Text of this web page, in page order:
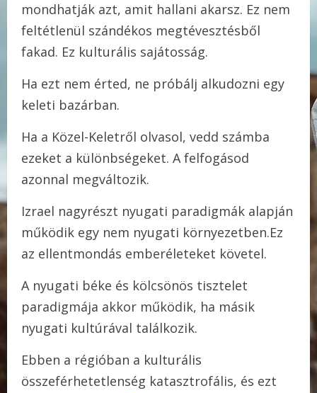
mondhatják azt, amit hallani akarsz. Ez nem
feltétlenül szándékos megtévesztésből
fakad. Ez kulturális sajátosság.
Ha ezt nem érted, ne próbálj alkudozni egy
keleti bazárban.
Ha a Közel-Keletről olvasol, vedd számba
ezeket a különbségeket. A felfogásod
azonnal megváltozik.
Izrael nagyrészt nyugati paradigmák alapján
működik egy nem nyugati környezetben.Ez
az ellentmondás emberéleteket követel.
A nyugati béke és kölcsönös tisztelet
paradigmája akkor működik, ha másik
nyugati kultúrával találkozik.
Ebben a régióban a kulturális
összeférhetetlenség katasztrofális, és ezt